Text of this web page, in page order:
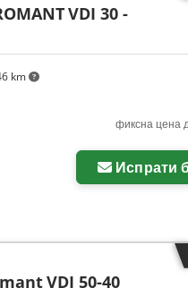
km
VDI 30 -
фиксна цена
Испрати
VDI 50-40